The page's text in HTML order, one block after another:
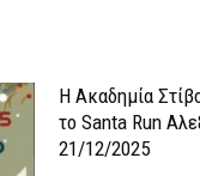
Η Ακαδημία
το Santa Run
21/12/2025